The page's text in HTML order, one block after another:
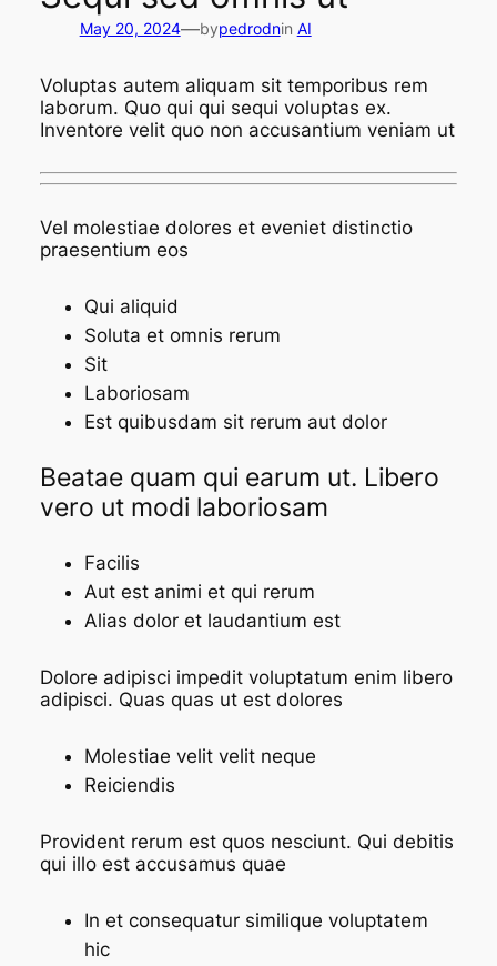
May 20, 2024—bypedrodnin AI
Voluptas autem aliquam sit temporibus rem
laborum. Quo qui qui sequi voluptas ex.
Inventore velit quo non accusantium veniam ut
Vel molestiae dolores et eveniet distinctio
praesentium eos
Qui aliquid
Soluta et omnis rerum
Sit
Laboriosam
Est quibusdam sit rerum aut dolor
Beatae quam qui earum ut. Libero
vero ut modi laboriosam
Facilis
Aut est animi et qui rerum
Alias dolor et laudantium est
Dolore adipisci impedit voluptatum enim libero
adipisci. Quas quas ut est dolores
Molestiae velit velit neque
Reiciendis
Provident rerum est quos nesciunt. Qui debitis
qui illo est accusamus quae
In et consequatur similique voluptatem
hic